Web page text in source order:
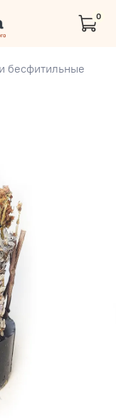
0
бесфитильные